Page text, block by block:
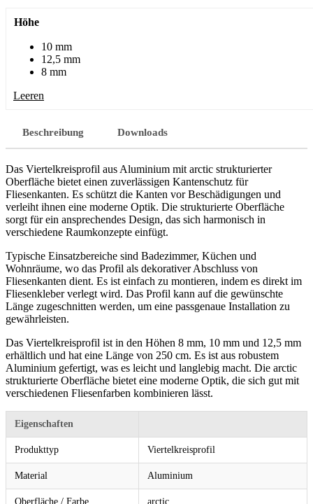
Höhe
10 mm
12,5 mm
8 mm
Leeren
Beschreibung Downloads
Das Viertelkreisprofil aus Aluminium mit arctic strukturierter
Oberfläche bietet einen zuverlässigen Kantenschutz für
Fliesenkanten. Es schützt die Kanten vor Beschädigungen und
verleiht ihnen eine moderne Optik. Die strukturierte Oberfläche
sorgt für ein ansprechendes Design, das sich harmonisch in
verschiedene Raumkonzepte einfügt.
Typische Einsatzbereiche sind Badezimmer, Küchen und
Wohnräume, wo das Profil als dekorativer Abschluss von
Fliesenkanten dient. Es ist einfach zu montieren, indem es direkt im
Fliesenkleber verlegt wird. Das Profil kann auf die gewünschte
Länge zugeschnitten werden, um eine passgenaue Installation zu
gewährleisten.
Das Viertelkreisprofil ist in den Höhen 8 mm, 10 mm und 12,5 mm
erhältlich und hat eine Länge von 250 cm. Es ist aus robustem
Aluminium gefertigt, was es leicht und langlebig macht. Die arctic
strukturierte Oberfläche bietet eine moderne Optik, die sich gut mit
verschiedenen Fliesenfarben kombinieren lässt.
Eigenschaften
Produkttyp Viertelkreisprofil
Material Aluminium
Oberfläche / Farbe arctic